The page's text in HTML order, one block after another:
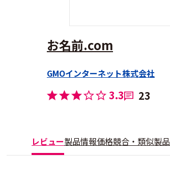
お名前.com
GMOインターネット株式会社
3.3 23
レビュー製品情報価格競合・類似製品